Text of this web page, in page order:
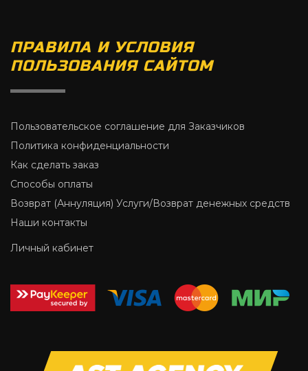
ПРАВИЛА И УСЛОВИЯ
ПОЛЬЗОВАНИЯ САЙТОМ
Пользовательское соглашение для Заказчиков
Политика конфиденциальности
Как сделать заказ
Способы оплаты
Возврат (Аннуляция) Услуги/Возврат денежных средств
Наши контакты
Личный кабинет